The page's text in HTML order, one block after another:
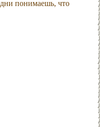
понимаешь, что